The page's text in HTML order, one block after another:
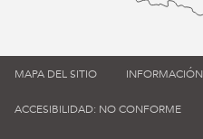
MAPA DEL SITIO
ACCESIBILIDAD: NO CONFORME